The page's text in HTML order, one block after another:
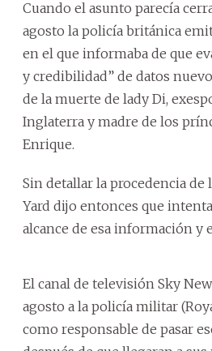
Cuando el asunto parecía
agosto la policía británica
en el que informaba de que
y credibilidad” de datos
de la muerte de lady Di,
Inglaterra y madre de los
Enrique.
Sin detallar la procedencia de
Yard dijo entonces que
alcance de esa información y
El canal de televisión Sky
agosto a la policía militar
como responsable de pasar